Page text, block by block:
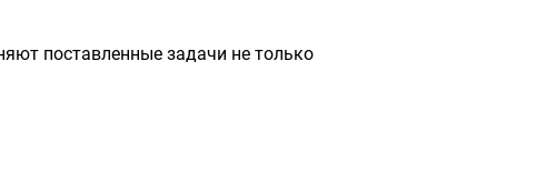
поставленные задачи не только